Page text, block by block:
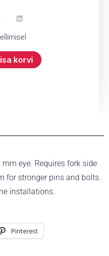
korvi
eye. Requires fork side
for stronger pins and bolts.
installations.
Pinterest